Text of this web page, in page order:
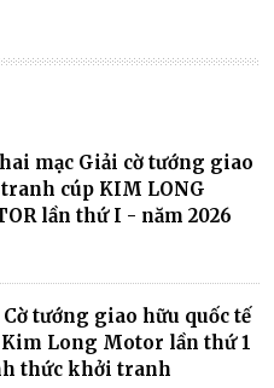
mạc Giải cờ tướng giao
cúp KIM LONG
lần thứ I - năm 2026
tướng giao hữu quốc tế
Kim Long Motor lần thứ 1
thức khởi tranh